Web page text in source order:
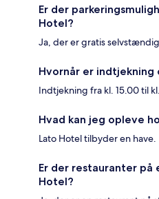
Er der
Hotel?
Ja, der er gratis
Hvornår er
Indtjekning fra kl. 15.00 til
Hvad kan jeg opleve
Lato Hotel tilbyder en have.
Er der restauranter
Hotel?